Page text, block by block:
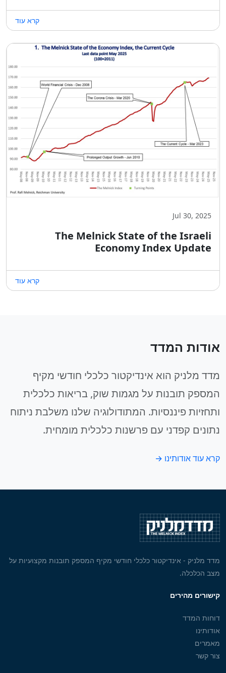
קרא עוד
Jul 30, 2025
The Melnick State of the Israeli
Economy Index Update
קרא עוד
אודות המדד
מדד מלניק הוא אינדיקטור כלכלי חודשי מקיף
המספק תובנות על מגמות שוק, בריאות כלכלית
ותחזיות פיננסיות. המתודולוגיה שלנו משלבת ניתוח
נתונים קפדני עם פרשנות כלכלית מומחית.
קרא עוד אודותינו →
מדד מלניק - אינדיקטור כלכלי חודשי מקיף המספק תובנות מקצועיות על
מצב הכלכלה.
קישורים מהירים
דוחות המדד
אודותינו
מאמרים
צור קשר